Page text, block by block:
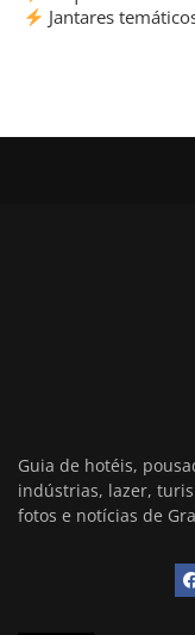
Jantares
Guia de hotéis,
indústrias, lazer,
fotos e notícias de